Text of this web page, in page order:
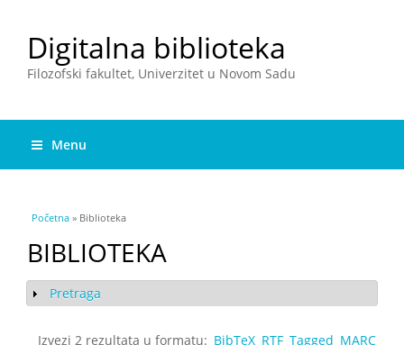
Digitalna biblioteka
Filozofski fakultet, Univerzitet u Novom Sadu
Menu
You are here
Početna » Biblioteka
BIBLIOTEKA
Show
Pretraga
Izvezi 2 rezultata u formatu: BibTeX RTF Tagged MARC